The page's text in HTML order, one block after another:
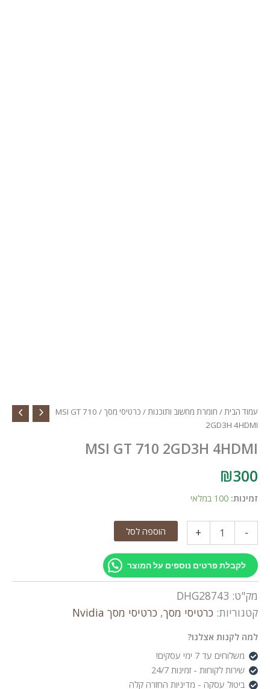
עמוד הבית/ חומרת מחשוב ותוכנות/ כרטיסי מסך
/ MSI GT 710
2GD3H 4HDMI
MSI GT 710 2GD3H 4HDMI
₪300
זמינות: 100 במלאי
-
GT
710
4HDMI
+ הוספה לסל
לקבלת פרטים נוספים על המוצר
מק"ט: DHG28743
קטגוריות: כרטיסי מסך, כרטיסי מסך Nvidia
למה לקנות אצלנו?
משלוחים עד 7 ימי עסקים!
שירות לקוחות - זמינות 24/7
ביטול עסקה - מדיניות החזרה קלה